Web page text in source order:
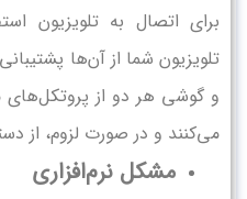
برای اتصال به تلویزیون
تلویزیون شما از آن‌ها
و گوشی هر دو از پروتکل‌های
می‌کنند و در صورت لزوم، از
مشکل نرم‌افزاری